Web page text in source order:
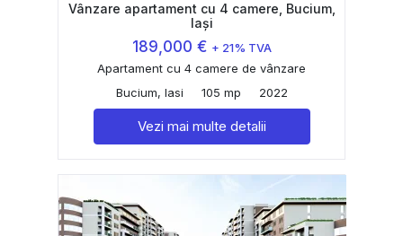
Vânzare apartament cu 4 camere, Bucium,
Iași
189,000 € + 21% TVA
Apartament cu 4 camere de vânzare
Bucium, Iasi
105 mp 2022
Vezi mai multe detalii